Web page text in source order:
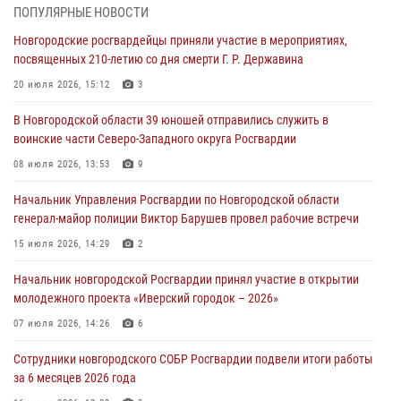
В Великом Новгороде сотрудники центра лицензионно-
разрешительной работы Росгвардии провели телефонную «горячую
30 июля 2026, 14:36 1
Новгородские росгвардейцы рассказали о службе детям из летнего
30 июля 2026, 08:40 5
Новгородские росгвардейцы задержали мужчину
Телесюжет в программе "Новгородское областное телевидение.
Новости часа." от 29 июля 2026 года. Новгородские призывники
29 июля 2026, 12:54 1
ПОПУЛЯРНЫЕ НОВОСТИ
Новгородские росгвардейцы приняли участие в мероприятиях,
посвященных 210-летию со дня смерти Г. Р. Державина
20 июля 2026, 15:12 3
В Новгородской области 39 юношей отправились служить в
воинские части Северо-Западного округа Росгвардии
08 июля 2026, 13:53 9
Начальник Управления Росгвардии по Новгородской области
генерал-майор полиции Виктор Барушев провел рабочие встречи
15 июля 2026, 14:29 2
Начальник новгородской Росгвардии принял участие в открытии
молодежного проекта «Иверский городок – 2026»
07 июля 2026, 14:26 6
Сотрудники новгородского СОБР Росгвардии подвели итоги работы
за 6 месяцев 2026 года